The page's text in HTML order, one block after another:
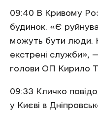
09:40 В Кривому
будинок. «Є
можуть бути люди.
екстрені служби»,
голови ОП Кирило
09:33 Кличко
у Києві в